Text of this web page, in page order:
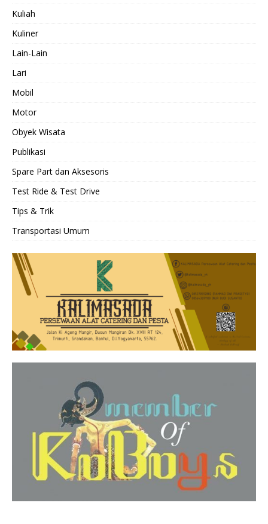
Kuliah
Kuliner
Lain-Lain
Lari
Mobil
Motor
Obyek Wisata
Publikasi
Spare Part dan Aksesoris
Test Ride & Test Drive
Tips & Trik
Transportasi Umum